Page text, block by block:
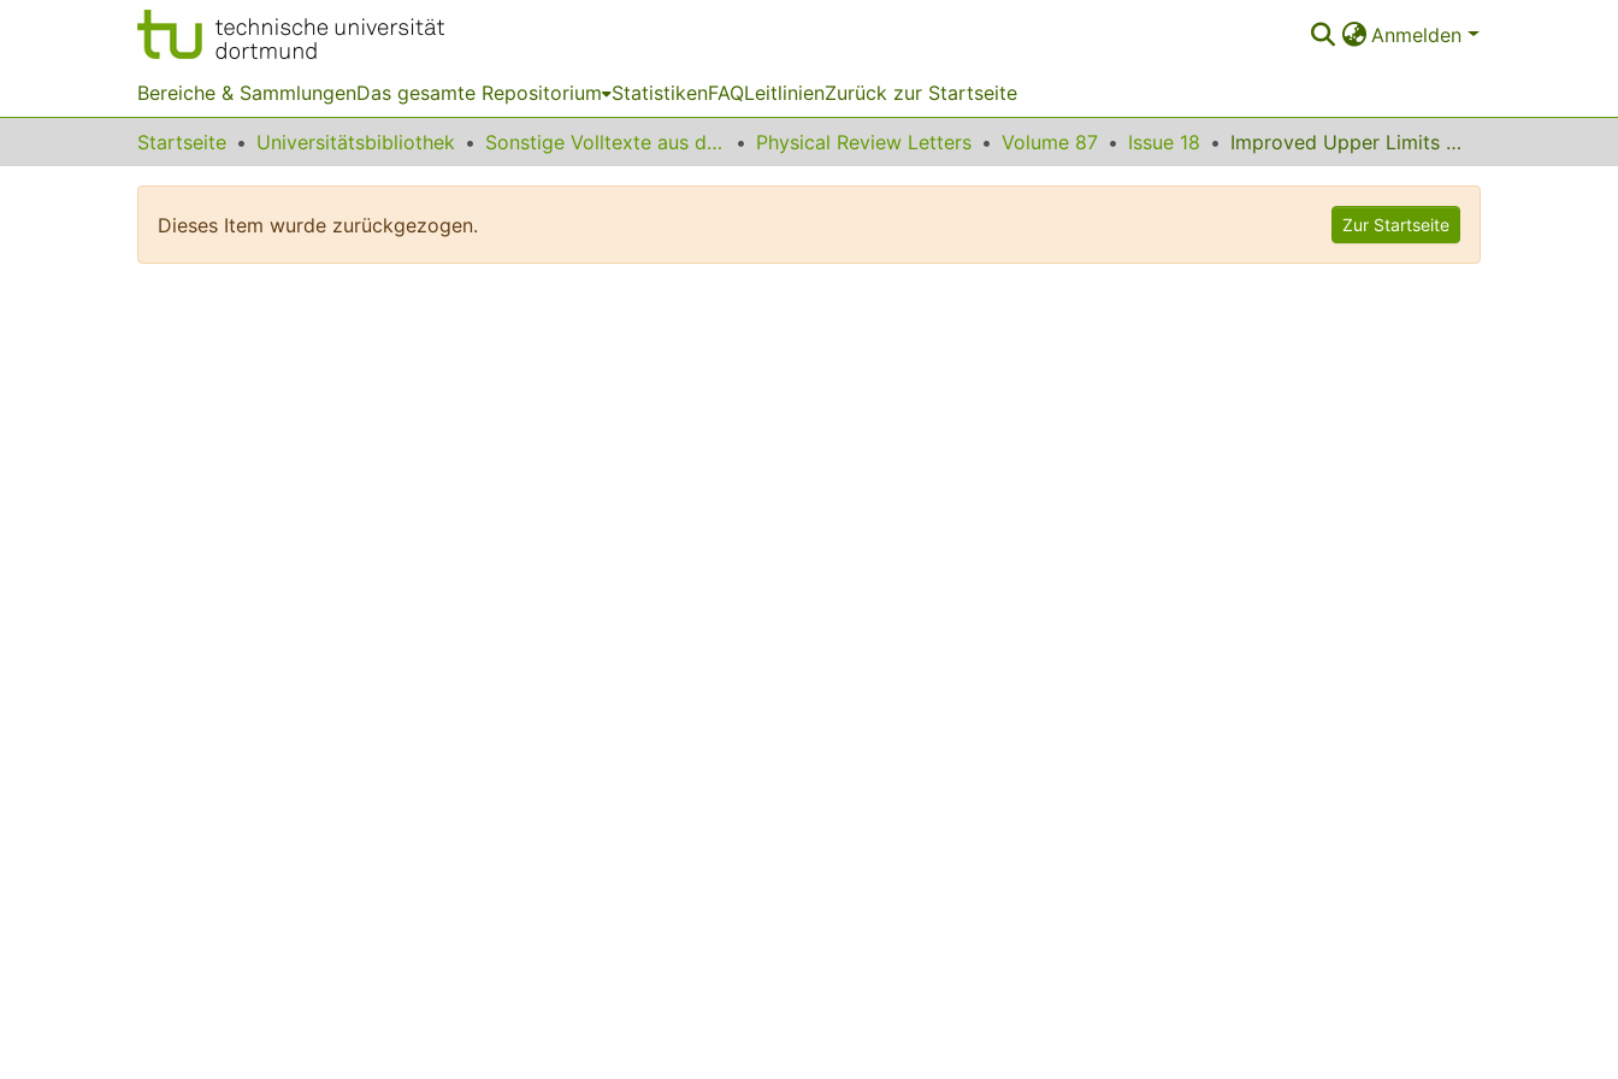
Anmelden
Bereiche & SammlungenDas gesamte Repositorium StatistikenFAQLeitlinienZurück zur Startseite
Startseite Universitätsbibliothek Sonstige Volltexte aus dem Bibliotheksangebot Physical Review Letters Volume 87 Issue 18 Improved Upper Limits on the Flavor-Changing Neutral Current Decays B --> K[script l]+[script l] and B --> K*(892)[script l]+[script l]
Dieses Item wurde zurückgezogen. Zur Startseite